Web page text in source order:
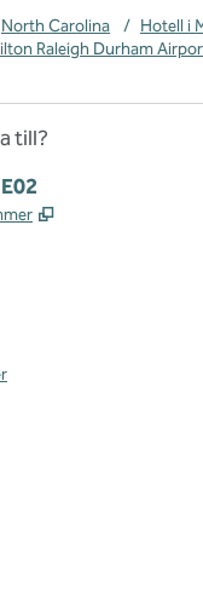
North Carolina / Hotell i
Raleigh Durham
till?
,